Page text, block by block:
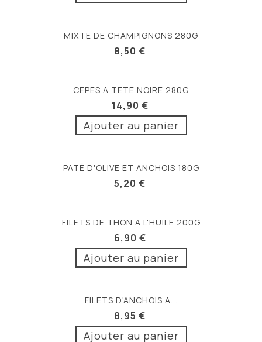
MIXTE DE CHAMPIGNONS 280G
8,50 €
CEPES A TETE NOIRE 280G
14,90 €
Ajouter au panier
PATÉ D'OLIVE ET ANCHOIS 180G
5,20 €
FILETS DE THON A L'HUILE 200G
6,90 €
Ajouter au panier
FILETS D'ANCHOIS A...
8,95 €
Ajouter au panier